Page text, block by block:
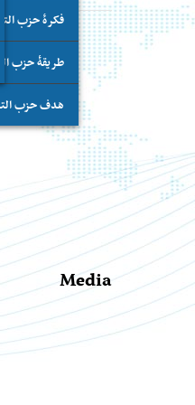
فکرۀ حزب
طریقۀ حزب
هدف حزب
Media